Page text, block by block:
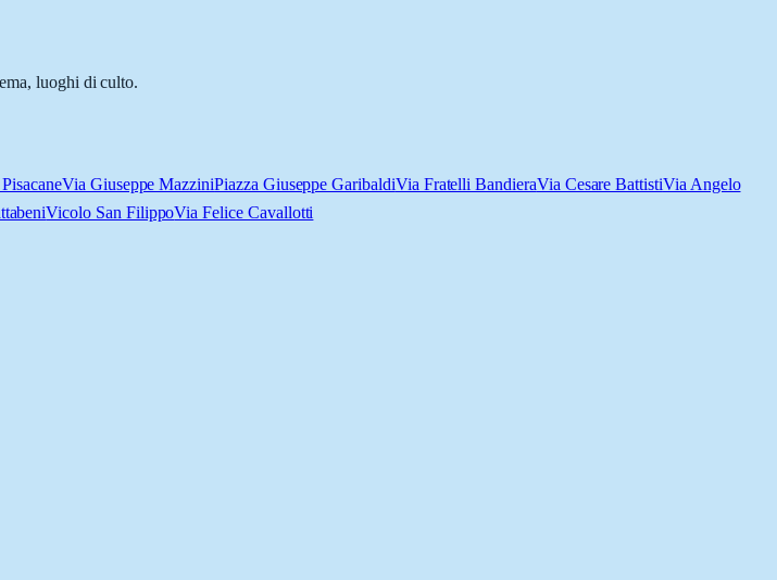
luoghi di culto.
Via Giuseppe MazziniPiazza Giuseppe GaribaldiVia Fratelli BandieraVia Cesare BattistiVia Angelo
Vicolo San FilippoVia Felice Cavallotti